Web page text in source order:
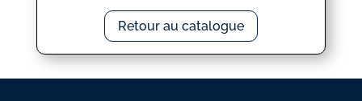
Retour au catalogue